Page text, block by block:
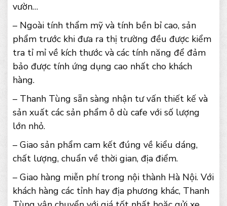
vườn…
– Ngoài tính thẩm mỹ và tính bền bỉ cao, sản
phẩm trước khi đưa ra thị trường đều được kiểm
tra tỉ mỉ về kích thước và các tính năng để đảm
bảo được tính ứng dụng cao nhất cho khách
hàng.
– Thanh Tùng sẵn sàng nhận tư vấn thiết kế và
sản xuất các sản phẩm ô dù cafe với số lượng
lớn nhỏ.
– Giao sản phẩm cam kết đúng về kiểu dáng,
chất lượng, chuẩn về thời gian, địa điểm.
– Giao hàng miễn phí trong nội thành Hà Nội. Với
khách hàng các tỉnh hay địa phương khác, Thanh